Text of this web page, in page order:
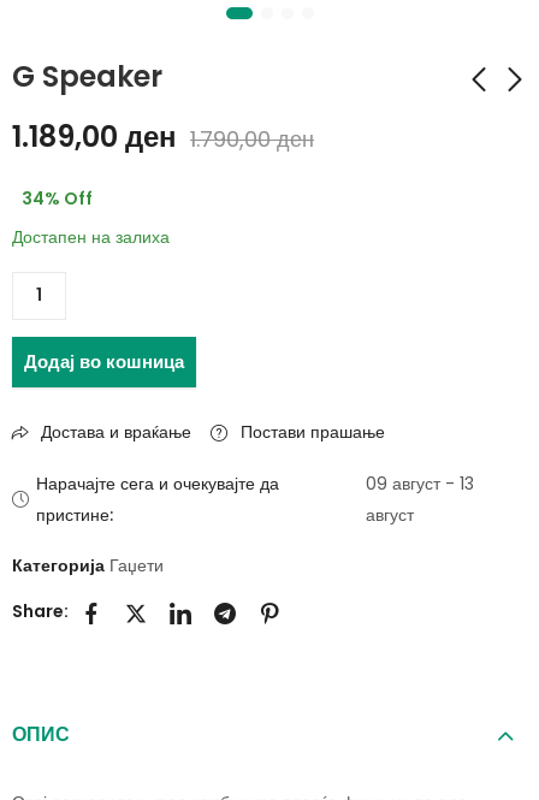
G Speaker
1.189,00 ден 1.790,00ден
34% Off
Достапен на залиха
Додај во кошница
Достава и враќање Постави прашање
Нарачајте сега и очекувајте да
пристине:
09 август - 13
август
Категорија Гаџети
Share:
ОПИС